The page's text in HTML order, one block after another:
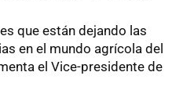
que están dejando las
en el mundo agrícola del
el Vice-presidente de